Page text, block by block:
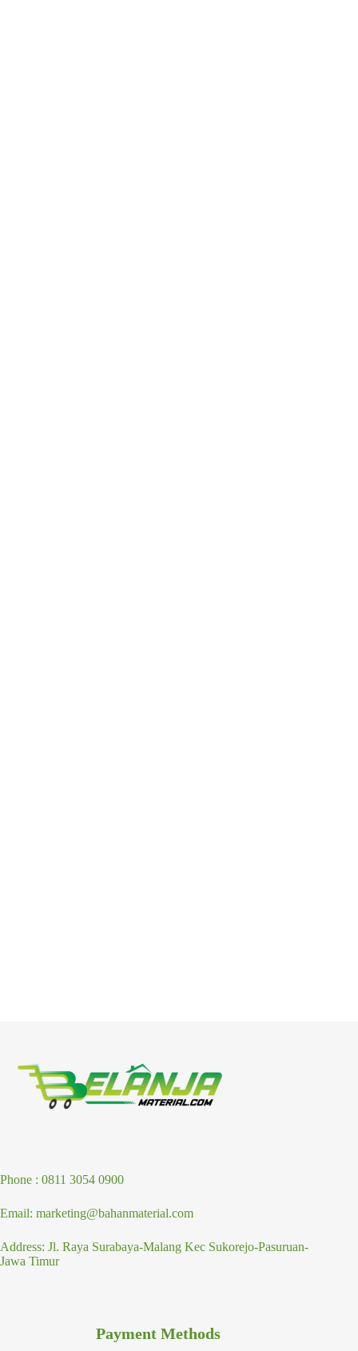
Phone : 0811 3054 0900
Email: marketing@bahanmaterial.com
Address: Jl. Raya Surabaya-Malang Kec Sukorejo-Pasuruan-
Jawa Timur
Payment Methods